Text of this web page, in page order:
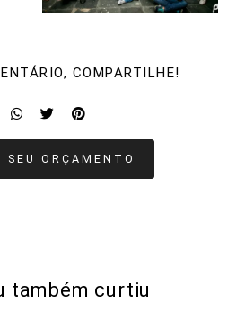
COMPARTILHE!
SEU ORÇAMENTO
também curtiu